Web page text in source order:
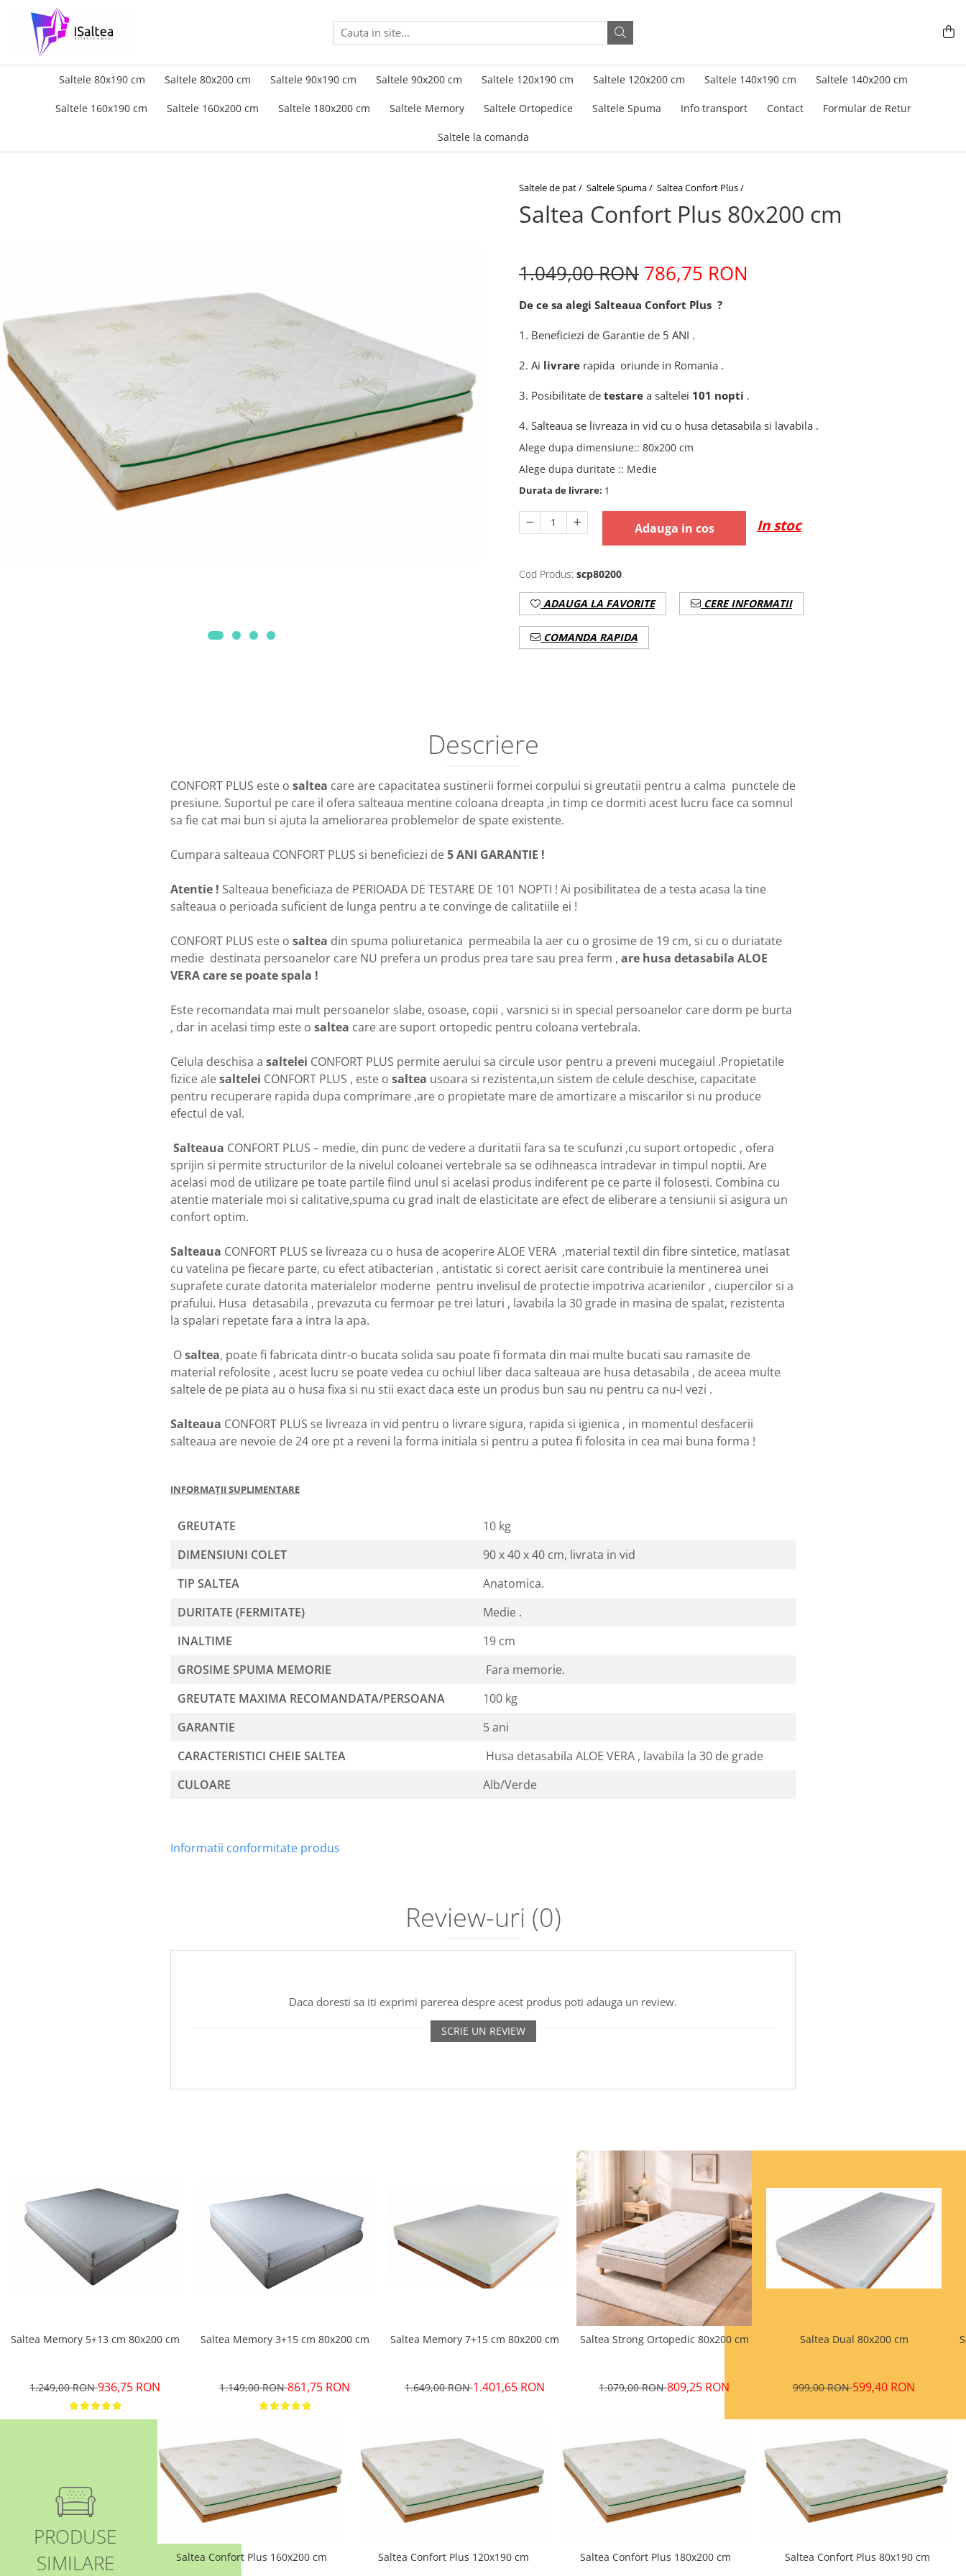
Saltele 80x190 cm Saltele 80x200 cm Saltele 90x190 cm Saltele 90x200 cm Saltele 120x190 cm Saltele 120x200 cm Saltele 140x190 cm Saltele 140x200 cm
Saltele 160x190 cm Saltele 160x200 cm Saltele 180x200 cm Saltele Memory Saltele Ortopedice Saltele Spuma Info transport Contact Formular de Retur
Saltele la comanda
Saltele de pat / Saltele Spuma / Saltea Confort Plus /
Saltea Confort Plus 80x200 cm
1.049,00 RON 786,75 RON
De ce sa alegi Salteaua Confort Plus ?
1. Beneficiezi de Garantie de 5 ANI .
2. Ai livrare rapida oriunde in Romania .
3. Posibilitate de testare a saltelei 101 nopti .
4. Salteaua se livreaza in vid cu o husa detasabila si lavabila .
Alege dupa dimensiune:: 80x200 cm
Alege dupa duritate :: Medie
Durata de livrare: 1
Adauga in cos In stoc
Cod Produs: scp80200
ADAUGA LA FAVORITE CERE INFORMATII
COMANDA RAPIDA
Descriere
CONFORT PLUS este o saltea care are capacitatea sustinerii formei corpului si greutatii pentru a calma punctele de
presiune. Suportul pe care il ofera salteaua mentine coloana dreapta ,in timp ce dormiti acest lucru face ca somnul
sa fie cat mai bun si ajuta la ameliorarea problemelor de spate existente.
Cumpara salteaua CONFORT PLUS si beneficiezi de5 ANI GARANTIE !
Atentie ! Salteaua beneficiaza de PERIOADA DE TESTARE DE 101 NOPTI ! Ai posibilitatea de a testa acasa la tine
salteaua o perioada suficient de lunga pentru a te convinge de calitatiile ei !
CONFORT PLUS este o saltea din spuma poliuretanica permeabila la aer cu o grosime de 19 cm, si cu o duriatate
medie destinata persoanelor care NU prefera un produs prea tare sau prea ferm , are husa detasabila ALOE
VERA care se poate spala !
Este recomandata mai mult persoanelor slabe, osoase, copii , varsnici si in special persoanelor care dorm pe burta
, dar in acelasi timp este o saltea care are suport ortopedic pentru coloana vertebrala.
Celula deschisa a saltelei CONFORT PLUS permite aerului sa circule usor pentru a preveni mucegaiul .Propietatile
fizice alesaltelei CONFORT PLUS , este o saltea usoara si rezistenta,un sistem de celule deschise, capacitate
pentru recuperare rapida dupa comprimare ,are o propietate mare de amortizare a miscarilor si nu produce
efectul de val.
Salteaua CONFORT PLUS – medie, din punc de vedere a duritatii fara sa te scufunzi ,cu suport ortopedic , ofera
sprijin si permite structurilor de la nivelul coloanei vertebrale sa se odihneasca intradevar in timpul noptii. Are
acelasi mod de utilizare pe toate partile fiind unul si acelasi produs indiferent pe ce parte il folosesti. Combina cu
atentie materiale moi si calitative,spuma cu grad inalt de elasticitate are efect de eliberare a tensiunii si asigura un
confort optim.
Salteaua CONFORT PLUS se livreaza cu o husa de acoperire ALOE VERA ,material textil din fibre sintetice, matlasat
cu vatelina pe fiecare parte, cu efect atibacterian , antistatic si corect aerisit care contribuie la mentinerea unei
suprafete curate datorita materialelor moderne pentru invelisul de protectie impotriva acarienilor , ciupercilor si a
prafului. Husa detasabila , prevazuta cu fermoar pe trei laturi , lavabila la 30 grade in masina de spalat, rezistenta
la spalari repetate fara a intra la apa.
Osaltea, poate fi fabricata dintr-o bucata solida sau poate fi formata din mai multe bucati sau ramasite de
material refolosite , acest lucru se poate vedea cu ochiul liber daca salteaua are husa detasabila , de aceea multe
saltele de pe piata au o husa fixa si nu stii exact daca este un produs bun sau nu pentru ca nu-l vezi .
Salteaua CONFORT PLUS se livreaza in vid pentru o livrare sigura, rapida si igienica , in momentul desfacerii
salteaua are nevoie de 24 ore pt a reveni la forma initiala si pentru a putea fi folosita in cea mai buna forma !
INFORMAȚII SUPLIMENTARE
GREUTATE
10 kg
DIMENSIUNI COLET
90 x 40 x 40 cm, livrata in vid
TIP SALTEA
Anatomica.
DURITATE (FERMITATE)
Medie .
INALTIME
19 cm
GROSIME SPUMA MEMORIE
Fara memorie.
GREUTATE MAXIMA RECOMANDATA/PERSOANA
100 kg
GARANTIE
5 ani
CARACTERISTICI CHEIE SALTEA
Husa detasabila ALOE VERA , lavabila la 30 de grade
CULOARE
Alb/Verde
Informatii conformitate produs
Review-uri (0)
Daca doresti sa iti exprimi parerea despre acest produs poti adauga un review.
SCRIE UN REVIEW
Saltea Memory 5+13 cm 80x200 cm
1.249,00 RON936,75 RON
Saltea Memory 3+15 cm 80x200 cm
1.149,00 RON861,75 RON
Saltea Memory 7+15 cm 80x200 cm
1.649,00 RON1.401,65 RON
Saltea Strong Ortopedic 80x200 cm
1.079,00 RON809,25 RON
Saltea Dual 80x200 cm
999,00 RON599,40 RON
PRODUSE
SIMILARE
Saltea Confort Plus 160x200 cm Saltea Confort Plus 120x190 cm Saltea Confort Plus 180x200 cm Saltea Confort Plus 80x190 cm